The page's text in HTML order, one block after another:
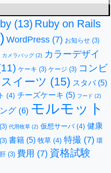
(13) Ruby on Rails
WordPress (7) お知らせ (3)
カメラバッグ (2) カラーデザイ
ケーキ (3) ケージ (3) コンビ
スイーツ (15) スタバ(5)
(4) チーズケーキ (5) フード (2)
グ(6) モルモット
(3) 代用牧草 (2) 仮想サーバ(4) 健康
(3) 書籍 (5) 牧草 (4) 特撮 (7) 環
(3) 費用 (7) 資格試験